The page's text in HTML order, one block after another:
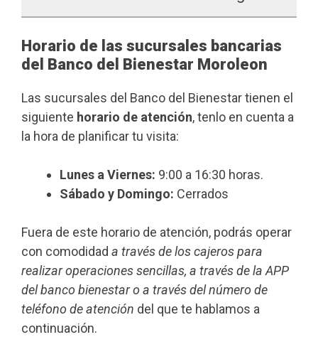
Horario de las sucursales bancarias
del Banco del Bienestar Moroleon
Las sucursales del Banco del Bienestar tienen el
siguiente horario de atención, tenlo en cuenta a
la hora de planificar tu visita:
Lunes a Viernes: 9:00 a 16:30 horas.
Sábado y Domingo: Cerrados
Fuera de este horario de atención, podrás operar
con comodidad a través de los cajeros para
realizar operaciones sencillas, a través de la APP
del banco bienestar o a través del número de
teléfono de atención del que te hablamos a
continuación.